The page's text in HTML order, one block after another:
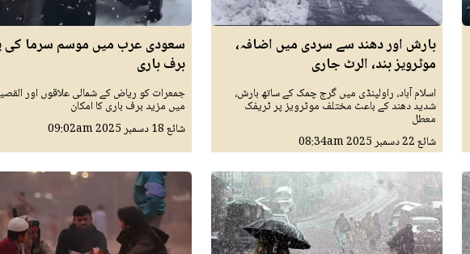
بارش اور دھند سے سردی میں اضافہ،
موٹرویز بند، الرٹ جاری
اسلام آباد، راولپنڈی میں گرج چمک کے ساتھ بارش،
شدید دھند کے باعث مختلف موٹرویز پر ٹریفک
معطل
شائع22 دسمبر 2025 08:34am
سعودی عرب میں موسم سرما کی
برف باری
جمعرات کو ریاض کے شمالی علاقوں اور
میں مزید برف باری کا امکان
شائع18 دسمبر 2025 09:02am